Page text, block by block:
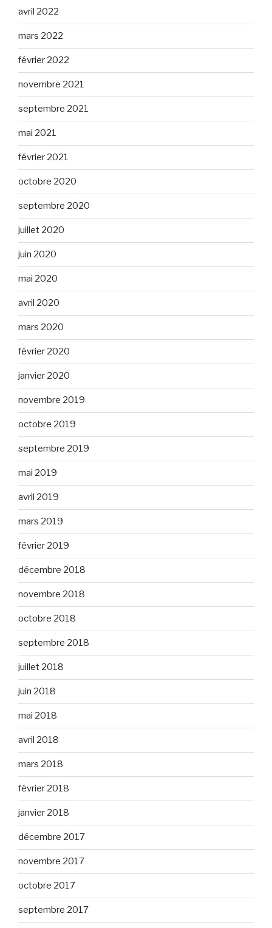
avril 2022
mars 2022
février 2022
novembre 2021
septembre 2021
mai 2021
février 2021
octobre 2020
septembre 2020
juillet 2020
juin 2020
mai 2020
avril 2020
mars 2020
février 2020
janvier 2020
novembre 2019
octobre 2019
septembre 2019
mai 2019
avril 2019
mars 2019
février 2019
décembre 2018
novembre 2018
octobre 2018
septembre 2018
juillet 2018
juin 2018
mai 2018
avril 2018
mars 2018
février 2018
janvier 2018
décembre 2017
novembre 2017
octobre 2017
septembre 2017